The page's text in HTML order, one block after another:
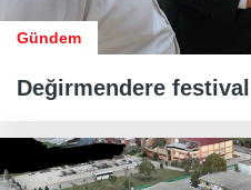
Gündem
Değirmendere